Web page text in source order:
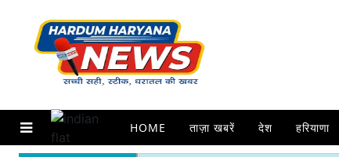
HOME ताज़ा खबरें देश हरियाणा